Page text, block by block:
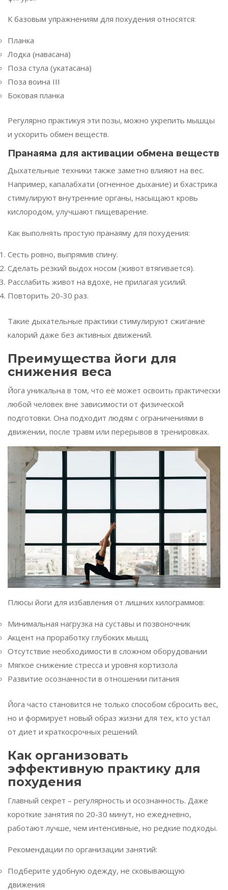
К базовым упражнениям для похудения относятся:
Планка
Лодка (навасана)
Поза стула (укатасана)
Поза воина III
Боковая планка
Регулярно практикуя эти позы, можно укрепить мышцы
и ускорить обмен веществ.
Пранаяма для активации обмена веществ
Дыхательные техники также заметно влияют на вес.
Например, капалабхати (огненное дыхание) и бхастрика
стимулируют внутренние органы, насыщают кровь
кислородом, улучшают пищеварение.
Как выполнять простую пранаяму для похудения:
Сесть ровно, выпрямив спину.
Сделать резкий выдох носом (живот втягивается).
Расслабить живот на вдохе, не прилагая усилий.
Повторить 20-30 раз.
Такие дыхательные практики стимулируют сжигание
калорий даже без активных движений.
Преимущества йоги для
снижения веса
Йога уникальна в том, что её может освоить практически
любой человек вне зависимости от физической
подготовки. Она подходит людям с ограничениями в
движении, после травм или перерывов в тренировках.
Плюсы йоги для избавления от лишних килограммов:
Минимальная нагрузка на суставы и позвоночник
Акцент на проработку глубоких мышц
Отсутствие необходимости в сложном оборудовании
Мягкое снижение стресса и уровня кортизола
Развитие осознанности в отношении питания
Йога часто становится не только способом сбросить вес,
но и формирует новый образ жизни для тех, кто устал
от диет и краткосрочных решений.
Как организовать
эффективную практику для
похудения
Главный секрет – регулярность и осознанность. Даже
короткие занятия по 20-30 минут, но ежедневно,
работают лучше, чем интенсивные, но редкие подходы.
Рекомендации по организации занятий:
Подберите удобную одежду, не сковывающую
движения